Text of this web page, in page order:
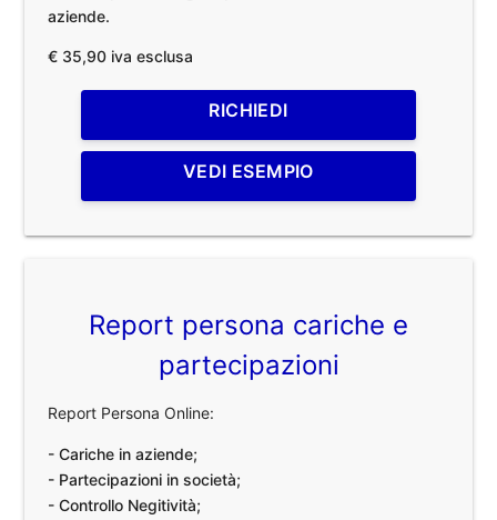
aziende.
€ 35,90 iva esclusa
RICHIEDI
VEDI ESEMPIO
Report persona cariche e
partecipazioni
Report Persona Online:
- Cariche in aziende;
- Partecipazioni in società;
- Controllo Negitività;